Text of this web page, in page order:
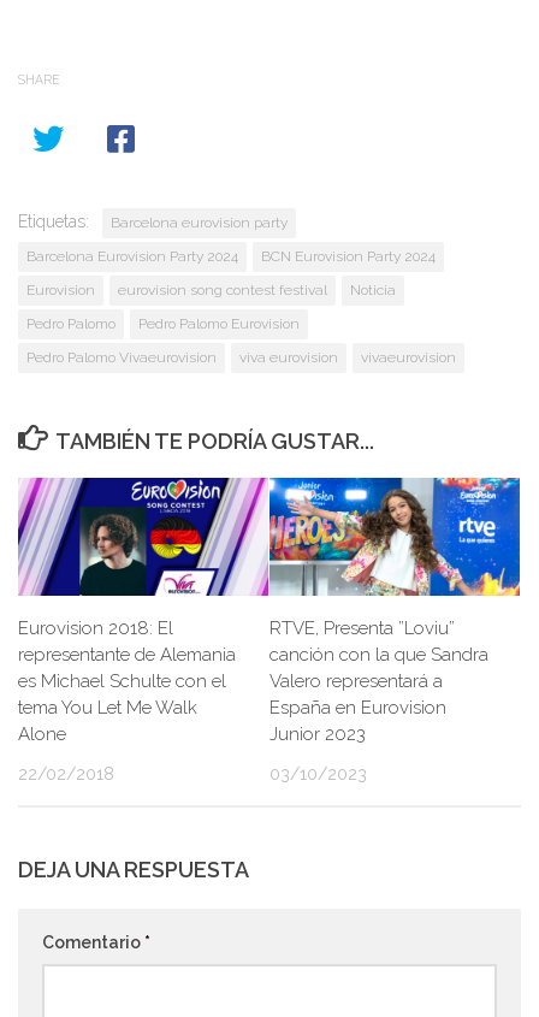
SHARE
Etiquetas:
Barcelona eurovision party
Barcelona Eurovision Party 2024
BCN Eurovision Party 2024
Eurovision
eurovision song contest festival
Noticia
Pedro Palomo
Pedro Palomo Eurovision
Pedro Palomo Vivaeurovision
viva eurovision vivaeurovision
TAMBIÉN TE PODRÍA GUSTAR...
Eurovision 2018: El
representante de Alemania
es Michael Schulte con el
tema You Let Me Walk
Alone
22/02/2018
RTVE, Presenta ”Loviu”
canción con la que Sandra
Valero representará a
España en Eurovision
Junior 2023
03/10/2023
DEJA UNA RESPUESTA
Comentario *